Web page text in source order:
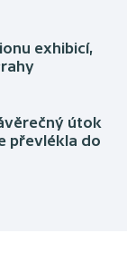
exhibicí,
útok
převlékla do